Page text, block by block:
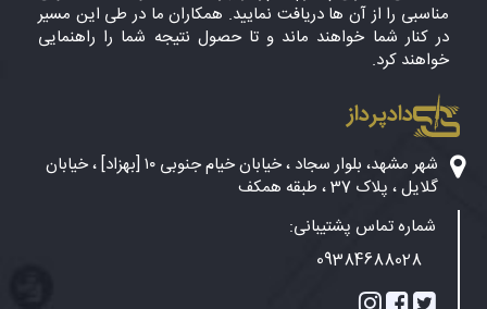
مناسبی را از آن ها دریافت نمایید. همکاران ما در طی این مسیر
در کنار شما خواهند ماند و تا حصول نتیجه شما را راهنمایی
خواهند کرد.
دادپرداز
شهر مشهد، بلوار سجاد ، خیابان خیام جنوبی ۱۰ [بهزاد] ، خیابان
گلایل ، پلاک 37 ، طبقه همکف
شماره تماس پشتیبانی:
09384688028